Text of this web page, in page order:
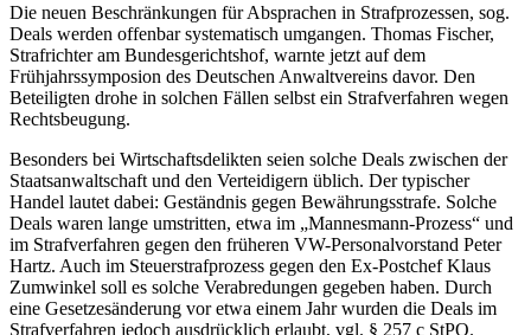
Die neuen Beschränkungen für Absprachen in Strafprozessen, sog.
Deals werden offenbar systematisch umgangen. Thomas Fischer,
Strafrichter am Bundesgerichtshof, warnte jetzt auf dem
Frühjahrssymposion des Deutschen Anwaltvereins davor. Den
Beteiligten drohe in solchen Fällen selbst ein Strafverfahren wegen
Rechtsbeugung.
Besonders bei Wirtschaftsdelikten seien solche Deals zwischen der
Staatsanwaltschaft und den Verteidigern üblich. Der typischer
Handel lautet dabei: Geständnis gegen Bewährungsstrafe. Solche
Deals waren lange umstritten, etwa im „Mannesmann-Prozess“ und
im Strafverfahren gegen den früheren VW-Personalvorstand Peter
Hartz. Auch im Steuerstrafprozess gegen den Ex-Postchef Klaus
Zumwinkel soll es solche Verabredungen gegeben haben. Durch
eine Gesetzesänderung vor etwa einem Jahr wurden die Deals im
Strafverfahren jedoch ausdrücklich erlaubt, vgl. § 257 c StPO.